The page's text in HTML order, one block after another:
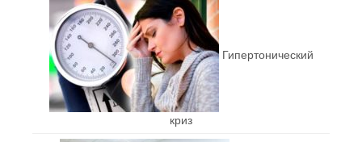
Гипертонический
криз